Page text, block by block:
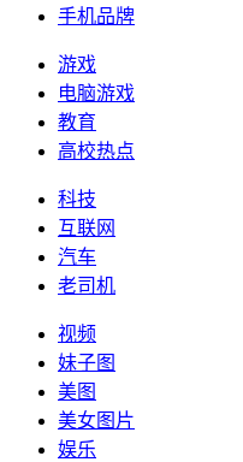
手机品牌
游戏
电脑游戏
教育
高校热点
科技
互联网
汽车
老司机
视频
妹子图
美图
美女图片
娱乐